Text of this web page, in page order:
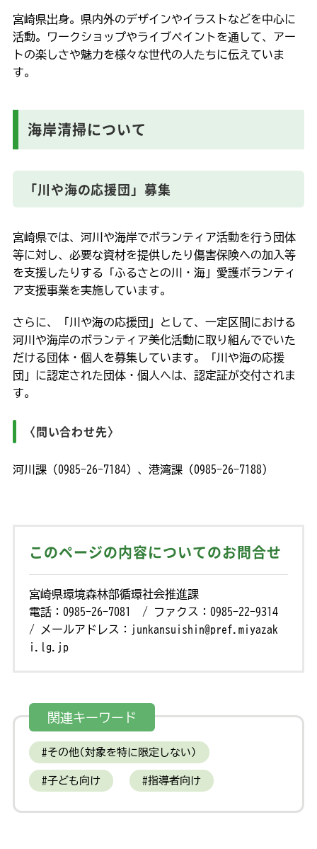
宮崎県出身。県内外のデザインやイラストなどを中心に
活動。ワークショップやライブペイントを通して、アー
トの楽しさや魅力を様々な世代の人たちに伝えていま
す。
海岸清掃について
「川や海の応援団」募集
宮崎県では、河川や海岸でボランティア活動を行う団体
等に対し、必要な資材を提供したり傷害保険への加入等
を支援したりする「ふるさとの川・海」愛護ボランティ
ア支援事業を実施しています。
さらに、「川や海の応援団」として、一定区間における
河川や海岸のボランティア美化活動に取り組んででいた
だける団体・個人を募集しています。「川や海の応援
団」に認定された団体・個人へは、認定証が交付されま
す。
〈問い合わせ先〉
河川課（0985-26-7184）、港湾課（0985-26-7188）
このページの内容についてのお問合せ
宮崎県環境森林部循環社会推進課
電話：0985-26-7081 / ファクス：0985-22-9314
/ メールアドレス：junkansuishin@pref.miyazak
i.lg.jp
関連キーワード
その他(対象を特に限定しない)
子ども向け 指導者向け